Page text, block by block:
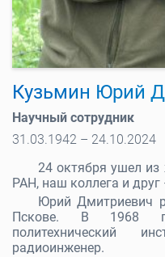
Кузьмин Юрий
Научный сотрудник
31.03.1942 – 24.10.2024
24 октября ушел
РАН, наш коллега и друг
Юрий Дмитриевич
Пскове. В 1968 г.
политехнический
радиоинженер.